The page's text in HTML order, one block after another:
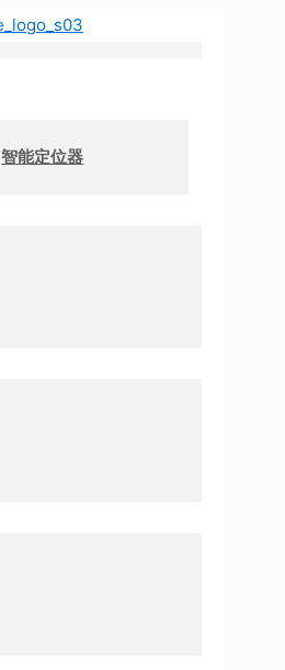
智能定位器